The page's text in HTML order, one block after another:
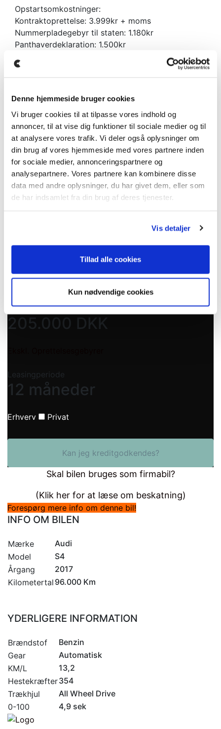
Denne hjemmeside bruger cookies
Vi bruger cookies til at tilpasse vores indhold og
annoncer, til at vise dig funktioner til sociale medier og til
at analysere vores trafik. Vi deler også oplysninger om
din brug af vores hjemmeside med vores partnere inden
for sociale medier, annonceringspartnere og
analysepartnere. Vores partnere kan kombinere disse
data med andre oplysninger, du har givet dem, eller som
de har indsamlet fra din brug af deres tjenester.
Vis detaljer
Tillad alle cookies
Kun nødvendige cookies
Opstartsomkostninger:
Kontraktoprettelse: 3.999kr + moms
Nummerpladegebyr til staten: 1.180kr
Panthaverdeklaration: 1.500kr
EKSEMPEL PÅ TILBUD:
Dette er et eksempel på en tidligere bil vi har solgt,
hvor vi har fundet en tilsvarende i udlandet, som
hurtigt kan importeres ved bestilling. Bilen står derfor
ikke på lager, man kan hjemtages til den angivne pris,
sålænge den stadig er tilgængelig.
Prisen er selvfølgelig inklusiv alle omkostninger til
import, syn og klargøring.
Kontakt os for mere info eller bestilling af denne bil
Førstegangsydelse (ekskl. moms)
31.999DKK
RESTVÆRDI (ekskl. moms)
205.000 DKK
Leasingperiode
12 måneder
Erhverv Privat
Kan jeg kreditgodkendes?
Skal bilen bruges som firmabil?
(Klik her for at læse om beskatning)
Forespørg mere info om denne bil!
INFO OM BILEN
Mærke
Audi
Model
S4
Årgang
2017
Kilometertal 96.000 Km
YDERLIGERE INFORMATION
Brændstof
Benzin
Gear
Automatisk
KM/L
13,2
Hestekræfter354
Trækhjul
All Wheel Drive
0-100
4,9 sek